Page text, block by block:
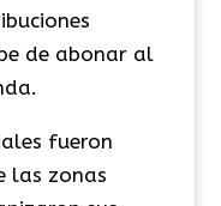
de abonar al
fueron
las zonas